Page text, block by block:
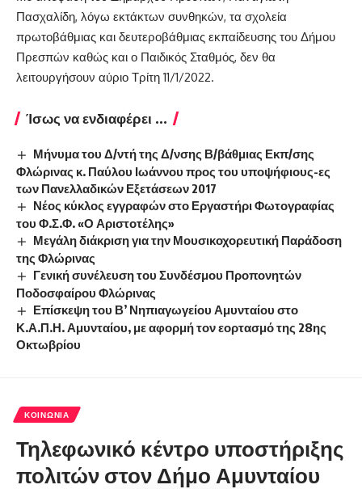
Πασχαλίδη, λόγω εκτάκτων συνθηκών, τα σχολεία
πρωτοβάθμιας και δευτεροβάθμιας εκπαίδευσης του Δήμου
Πρεσπών καθώς και ο Παιδικός Σταθμός, δεν θα
λειτουργήσουν αύριο Τρίτη 11/1/2022.
Ίσως να ενδιαφέρει ...
Μήνυμα του Δ/ντή της Δ/νσης Β/βάθμιας Εκπ/σης
Φλώρινας κ. Παύλου Ιωάννου προς του υποψήφιους-ες
των Πανελλαδικών Εξετάσεων 2017
Νέος κύκλος εγγραφών στο Εργαστήρι Φωτογραφίας
του Φ.Σ.Φ. «Ο Αριστοτέλης»
Μεγάλη διάκριση για την Μουσικοχορευτική Παράδοση
της Φλώρινας
Γενική συνέλευση του Συνδέσμου Προπονητών
Ποδοσφαίρου Φλώρινας
Επίσκεψη του Β’ Νηπιαγωγείου Αμυνταίου στο
Κ.Α.Π.Η. Αμυνταίου, με αφορμή τον εορτασμό της 28ης
Οκτωβρίου
ΚΟΙΝΩΝΊΑ
Τηλεφωνικό κέντρο υποστήριξης
πολιτών στον Δήμο Αμυνταίου